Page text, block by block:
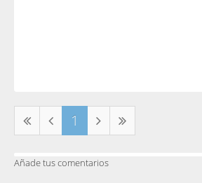
1
Añade tus comentarios